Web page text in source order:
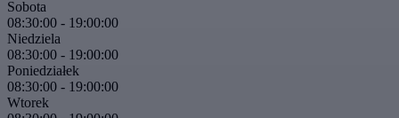
Sobota
08:30:00 - 19:00:00
Niedziela
08:30:00 - 19:00:00
Poniedziałek
08:30:00 - 19:00:00
Wtorek